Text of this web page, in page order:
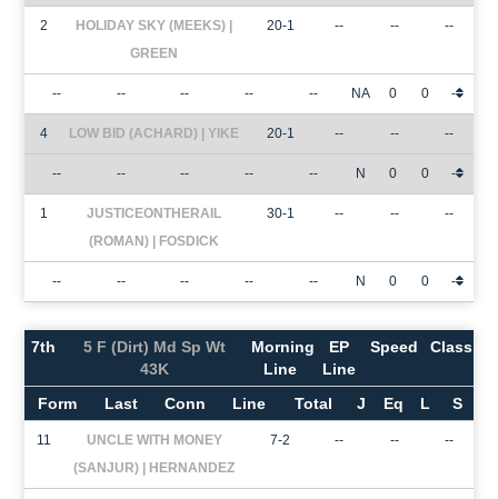
2
HOLIDAY SKY (MEEKS) |
GREEN
20-1 -- -- --
-- -- -- -- -- NA 0 0 -
4 LOW BID (ACHARD) | YIKE 20-1 -- -- --
-- -- -- -- -- N 0 0 -
1
JUSTICEONTHERAIL
(ROMAN) | FOSDICK
30-1 -- -- --
-- -- -- -- -- N 0 0 -
7th
5 F (Dirt) Md Sp Wt
43K
Morning
Line
EP
Line
Speed Class
Form Last Conn Line Total J Eq L S
11
UNCLE WITH MONEY
(SANJUR) | HERNANDEZ
7-2 -- -- --